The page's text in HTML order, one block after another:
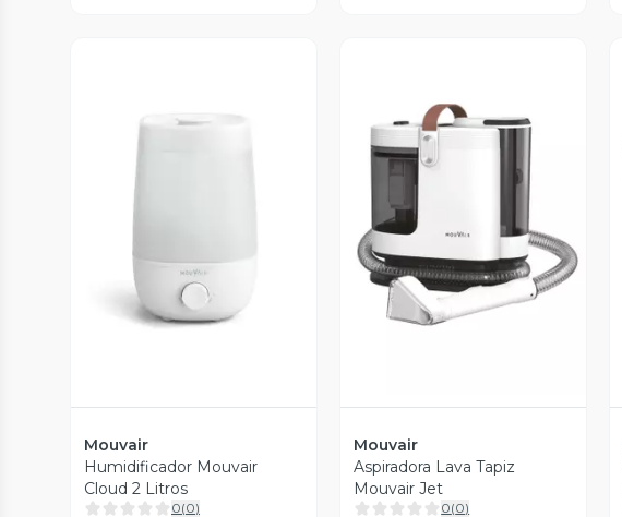
Mouvair
Humidificador Mouvair
Cloud 2 Litros
0(0)
Vista Previa
Mouvair
Aspiradora Lava Tapiz
Mouvair Jet
0(0)